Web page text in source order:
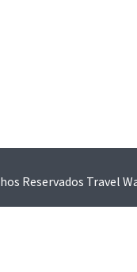
Reservados Travel